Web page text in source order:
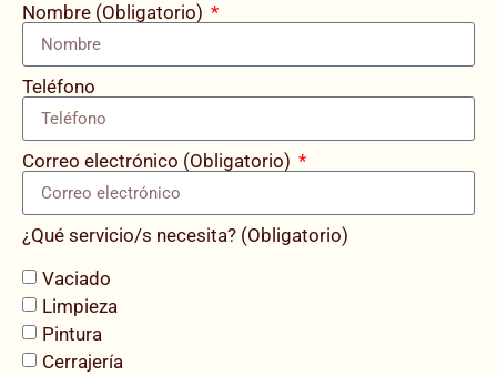
Nombre (Obligatorio)
Teléfono
Correo electrónico (Obligatorio)
¿Qué servicio/s necesita? (Obligatorio)
Vaciado
Limpieza
Pintura
Cerrajería